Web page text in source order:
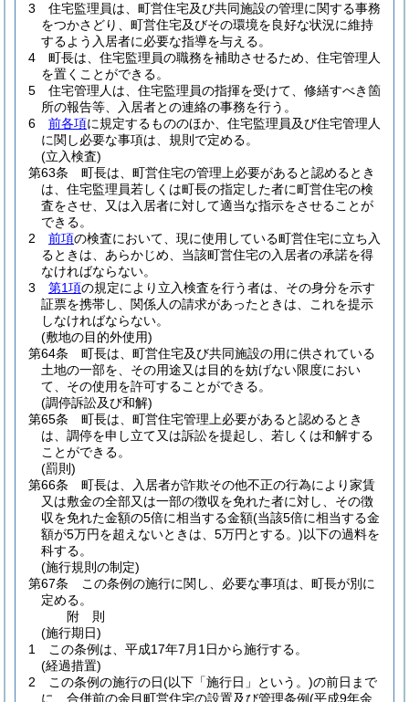
3
住宅監理員は、町営住宅及び共同施設の管理に関する事務
をつかさどり、町営住宅及びその環境を良好な状況に維持
するよう入居者に必要な指導を与える。
4
町長は、住宅監理員の職務を補助させるため、住宅管理人
を置くことができる。
5
住宅管理人は、住宅監理員の指揮を受けて、修繕すべき箇
所の報告等、入居者との連絡の事務を行う。
6
前各項に規定するもののほか、住宅監理員及び住宅管理人
に関し必要な事項は、規則で定める。
(立入検査)
第63条
町長は、町営住宅の管理上必要があると認めるとき
は、住宅監理員若しくは町長の指定した者に町営住宅の検
査をさせ、又は入居者に対して適当な指示をさせることが
できる。
2
前項の検査において、現に使用している町営住宅に立ち入
るときは、あらかじめ、当該町営住宅の入居者の承諾を得
なければならない。
3
第1項の規定により立入検査を行う者は、その身分を示す
証票を携帯し、関係人の請求があったときは、これを提示
しなければならない。
(敷地の目的外使用)
第64条
町長は、町営住宅及び共同施設の用に供されている
土地の一部を、その用途又は目的を妨げない限度におい
て、その使用を許可することができる。
(調停訴訟及び和解)
第65条
町長は、町営住宅管理上必要があると認めるとき
は、調停を申し立て又は訴訟を提起し、若しくは和解する
ことができる。
(罰則)
第66条
町長は、入居者が詐欺その他不正の行為により家賃
又は敷金の全部又は一部の徴収を免れた者に対し、その徴
収を免れた金額の5倍に相当する金額(当該5倍に相当する金
額が5万円を超えないときは、5万円とする。)以下の過料を
科する。
(施行規則の制定)
第67条
この条例の施行に関し、必要な事項は、町長が別に
定める。
附 則
(施行期日)
1
この条例は、平成17年7月1日から施行する。
(経過措置)
2
この条例の施行の日(以下「施行日」という。)の前日まで
に、合併前の余目町営住宅の設置及び管理条例(平成9年余